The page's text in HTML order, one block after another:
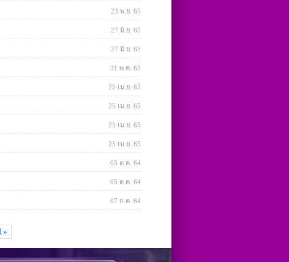
23 พ.ย. 65
27 มิ.ย. 65
27 มิ.ย. 65
31 พ.ค. 65
25 เม.ย. 65
25 เม.ย. 65
25 เม.ย. 65
25 เม.ย. 65
05 ต.ค. 64
05 ต.ค. 64
07 ก.ค. 64
»